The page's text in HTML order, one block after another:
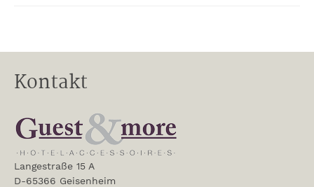
Kontakt
Langestraße 15 A
D-65366 Geisenheim